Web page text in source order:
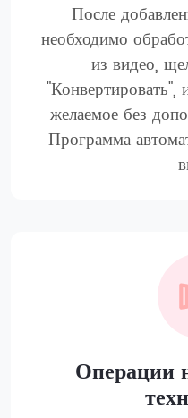
После
необходимо
из видео,
желаемое без
Программа
Операции